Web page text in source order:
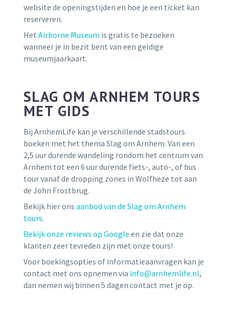
website de openingstijden en hoe je een ticket kan
reserveren.
Het Airborne Museum is gratis te bezoeken
wanneer je in bezit bent van een geldige
museumjaarkaart.
SLAG OM ARNHEM TOURS
MET GIDS
Bij ArnhemLife kan je verschillende stadstours
boeken met het thema Slag om Arnhem. Van een
2,5 uur durende wandeling rondom het centrum van
Arnhem tot een 6 uur durende fiets-, auto-, of bus
tour vanaf de dropping zones in Wolfheze tot aan
de John Frostbrug.
Bekijk hier ons aanbod van de Slag om Arnhem
tours.
Bekijk onze reviews op Google en zie dat onze
klanten zeer tevreden zijn met onze tours!
Voor boekingsopties of informatieaanvragen kan je
contact met ons opnemen via info@arnhemlife.nl,
dan nemen wij binnen 5 dagen contact met je op.